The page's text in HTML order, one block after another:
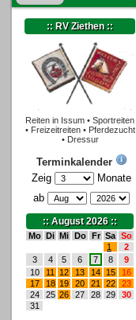
:: RV Ziethen ::
Reiten in Issum • Sportreiten
• Freizeitreiten • Pferdezucht
• Dressur
Terminkalender
Zeig
Monate
ab
:: August 2026 ::
Mo Di Mi Do Fr Sa So
1
2
3
4 5 6 7 8
9
10
11 12 13 14 15
16
17
18 19 20 21 22
23
24
25 26 27 28 29
30
31